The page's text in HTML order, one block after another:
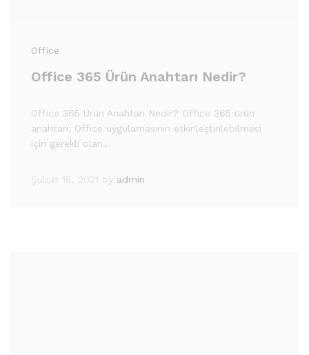
Office
Office 365 Ürün Anahtarı Nedir?
Office 365 Ürün Anahtarı Nedir? Office 365 ürün
anahtarı; Office uygulamasının etkinleştirilebilmesi
için gerekli olan…
Şubat 18, 2021 by admin